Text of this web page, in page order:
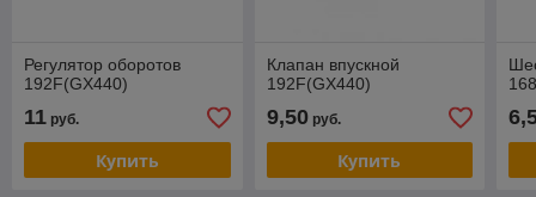
Регулятор оборотов
192F(GX440)
11 руб.
Купить
Клапан впускной
192F(GX440)
9,50руб.
Купить